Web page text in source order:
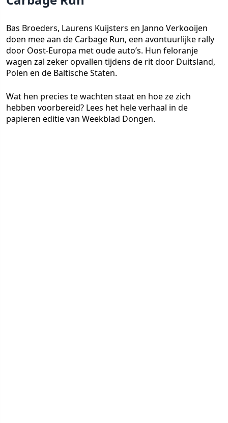
Bas Broeders, Laurens Kuijsters en Janno Verkooijen
doen mee aan de Carbage Run, een avontuurlijke rally
door Oost-Europa met oude auto’s. Hun feloranje
wagen zal zeker opvallen tijdens de rit door Duitsland,
Polen en de Baltische Staten.
Wat hen precies te wachten staat en hoe ze zich
hebben voorbereid? Lees het hele verhaal in de
papieren editie van Weekblad Dongen.